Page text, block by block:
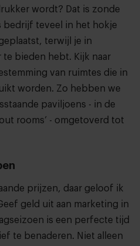
wordt? Dat is zonde
bedrijf teveel in het hokje
terwijl je in
bieden hebt. Kijk naar
van ruimtes die in
worden. Zo hebben we
paviljoens - in de
rooms’ - omgetoverd tot
prijzen, daar geloof ik
geld uit aan marketing in
is een perfecte tijd
te benaderen. Niet alleen